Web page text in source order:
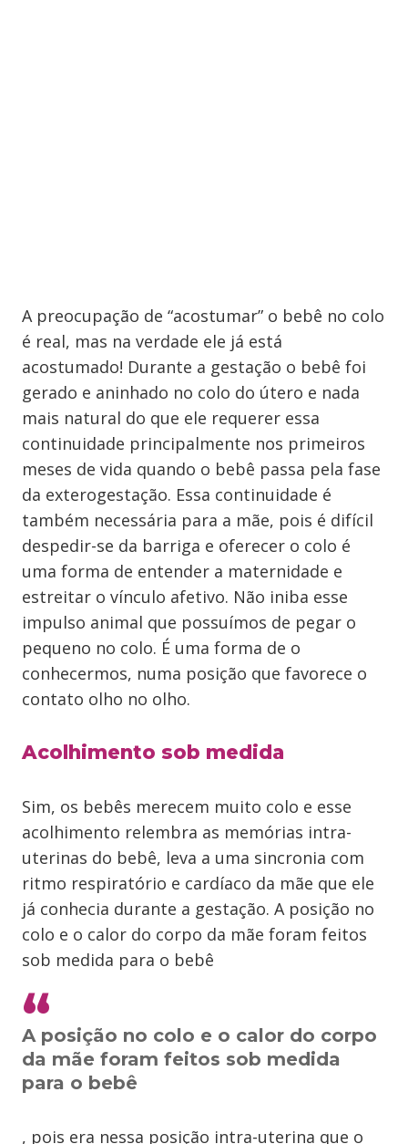
A preocupação de “acostumar” o bebê no colo
é real, mas na verdade ele já está
acostumado! Durante a gestação o bebê foi
gerado e aninhado no colo do útero e nada
mais natural do que ele requerer essa
continuidade principalmente nos primeiros
meses de vida quando o bebê passa pela fase
da exterogestação. Essa continuidade é
também necessária para a mãe, pois é difícil
despedir-se da barriga e oferecer o colo é
uma forma de entender a maternidade e
estreitar o vínculo afetivo. Não iniba esse
impulso animal que possuímos de pegar o
pequeno no colo. É uma forma de o
conhecermos, numa posição que favorece o
contato olho no olho.
Acolhimento sob medida
Sim, os bebês merecem muito colo e esse
acolhimento relembra as memórias intra-
uterinas do bebê, leva a uma sincronia com
ritmo respiratório e cardíaco da mãe que ele
já conhecia durante a gestação. A posição no
colo e o calor do corpo da mãe foram feitos
sob medida para o bebê
A posição no colo e o calor do corpo
da mãe foram feitos sob medida
para o bebê
, pois era nessa posição intra-uterina que o